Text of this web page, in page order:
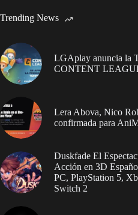
Trending News
LGAplay anuncia la
CONTENT
Lera Abova, Nico
confirmada para
Duskfade El
Acción en 3D
PC, PlayStation 5,
Switch 2